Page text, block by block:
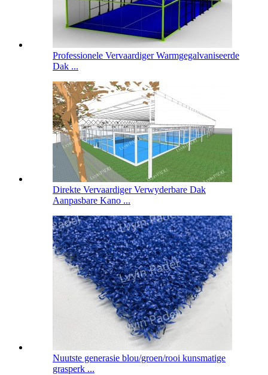
Professionele Vervaardiger Warmgegalvaniseerde
Dak ...
Direkte Vervaardiger Verwyderbare Dak
Aanpasbare Kano ...
Nuutste generasie blou/groen/rooi kunsmatige
grasperk ...